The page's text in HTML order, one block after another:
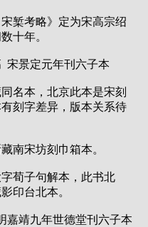
椠考略》定为宋高宗绍
十年。
宋景定元年刊六子本
名本，北京此本是宋刻
刻字差异，版本关系待
南宋坊刻巾箱本。
荀子句解本，此书北
印台北本。
靖九年世德堂刊六子本